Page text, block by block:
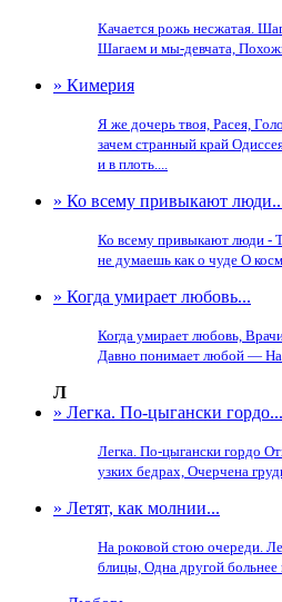
Качается рожь несжатая.
Шагаем и мы-девчата,
» Кимерия
Я же дочерь твоя, Расея,
зачем странный край
и в плоть....
» Ко всему привыкают
Ко всему привыкают люди -
не думаешь как о чуде О
» Когда умирает любовь...
Когда умирает любовь,
Давно понимает любой —
Л
» Легка. По-цыгански гордо...
Легка. По-цыгански гордо
узких бедрах, Очерчена
» Летят, как молнии...
На роковой стою очереди.
блицы, Одна другой больнее